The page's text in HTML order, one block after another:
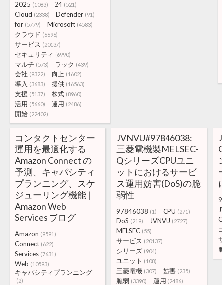
2025 (1083) 24 (521)
Cloud (2338) Defender (91)
for (5779) Microsoft (4583)
クラウド (6696)
サービス (20137)
セキュリティ (6990)
マルチ (573) ラック (439)
会社 (9322) 向上 (1602)
導入 (3683) 提供 (16563)
支援 (5137) 株式 (8960)
活用 (5660) 運用 (2486)
開始 (22402)
コンタクトセンター
運用を最適化する
Amazon Connect の
予測、キャパシティ
プランニング、スケ
ジューリング機能 |
Amazon Web
Services ブログ
Amazon (9591)
Connect (622)
Services (7631)
Web (10593)
キャパシティプランニング
(2)
JVNVU#97846038:
三菱電機製MELSEC-
QシリーズCPUユニ
ットにおけるサービ
ス運用妨害(DoS)の脆
弱性
97846038 (1) CPU (271)
DoS (219) JVNVU (2727)
MELSEC (55)
サービス (20137)
シリーズ (904)
ユニット (108)
三菱電機 (307) 妨害 (235)
脆弱 (3390) 運用 (2486)